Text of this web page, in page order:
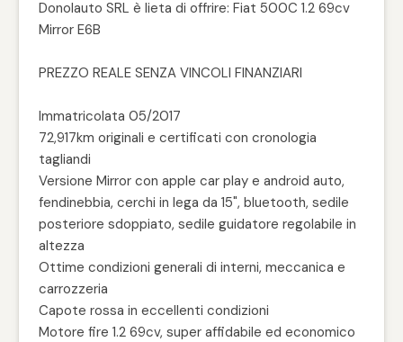
Donolauto SRL è lieta di offrire: Fiat 500C 1.2 69cv
Mirror E6B
PREZZO REALE SENZA VINCOLI FINANZIARI
Immatricolata 05/2017
72,917km originali e certificati con cronologia
tagliandi
Versione Mirror con apple car play e android auto,
fendinebbia, cerchi in lega da 15", bluetooth, sedile
posteriore sdoppiato, sedile guidatore regolabile in
altezza
Ottime condizioni generali di interni, meccanica e
carrozzeria
Capote rossa in eccellenti condizioni
Motore fire 1.2 69cv, super affidabile ed economico